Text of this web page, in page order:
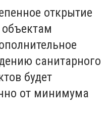
открытие
санитарного
будет
от минимума